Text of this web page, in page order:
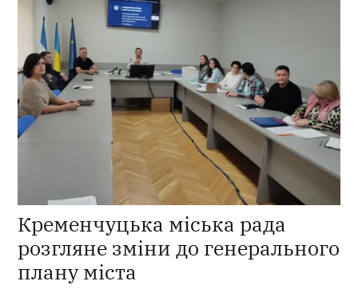
Кременчуцька міська рада
розгляне зміни до генерального
плану міста